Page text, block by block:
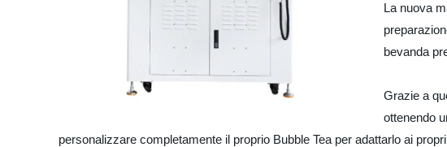
La nuova
bevanda
Grazie a
ottenendo
personalizzare completamente il proprio Bubble Tea per adattarlo ai